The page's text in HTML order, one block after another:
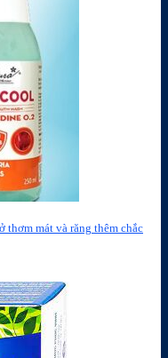
thơm mát và răng thêm chắc